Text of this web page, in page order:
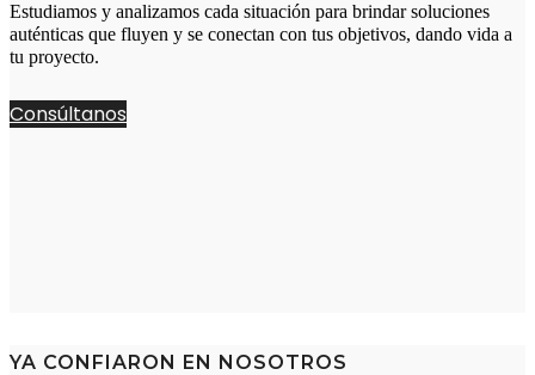
Estudiamos y analizamos cada situación para brindar soluciones
auténticas que fluyen y se conectan con tus objetivos, dando vida a
tu proyecto.
Consúltanos
YA CONFIARON EN NOSOTROS